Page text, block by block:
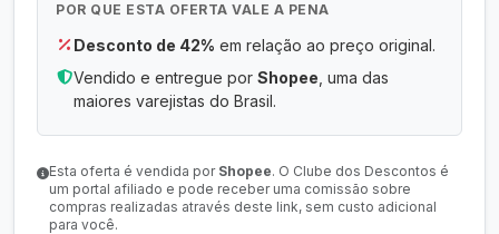
POR QUE ESTA OFERTA VALE A PENA
Desconto de 42% em relação ao preço original.
Vendido e entregue por Shopee , uma das
maiores varejistas do Brasil.
Esta oferta é vendida por Shopee. O Clube dos Descontos é
um portal afiliado e pode receber uma comissão sobre
compras realizadas através deste link, sem custo adicional
para você.